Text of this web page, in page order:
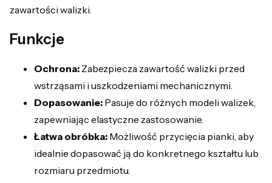
zawartości walizki.
Funkcje
Ochrona: Zabezpiecza zawartość walizki przed
wstrząsami i uszkodzeniami mechanicznymi.
Dopasowanie: Pasuje do różnych modeli walizek,
zapewniając elastyczne zastosowanie.
Łatwa obróbka: Możliwość przycięcia pianki, aby
idealnie dopasować ją do konkretnego kształtu lub
rozmiaru przedmiotu.